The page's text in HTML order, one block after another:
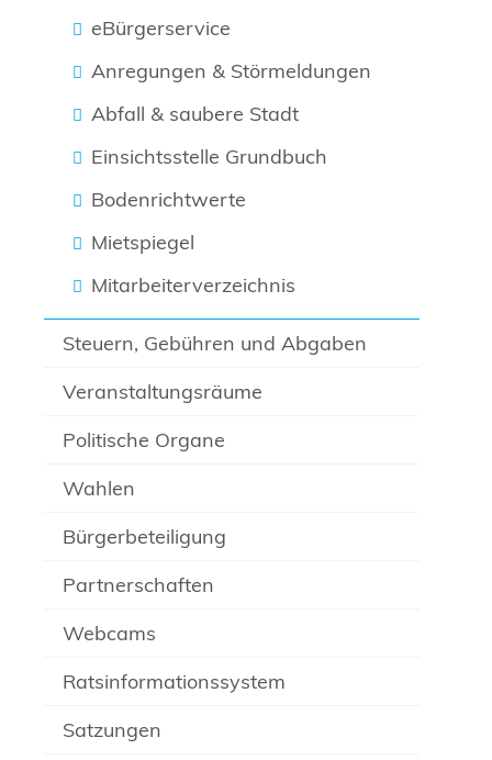
eBürgerservice
Anregungen & Störmeldungen
Abfall & saubere Stadt
Einsichtsstelle Grundbuch
Bodenrichtwerte
Mietspiegel
Mitarbeiterverzeichnis
Steuern, Gebühren und Abgaben
Veranstaltungsräume
Politische Organe
Wahlen
Bürgerbeteiligung
Partnerschaften
Webcams
Ratsinformationssystem
Satzungen